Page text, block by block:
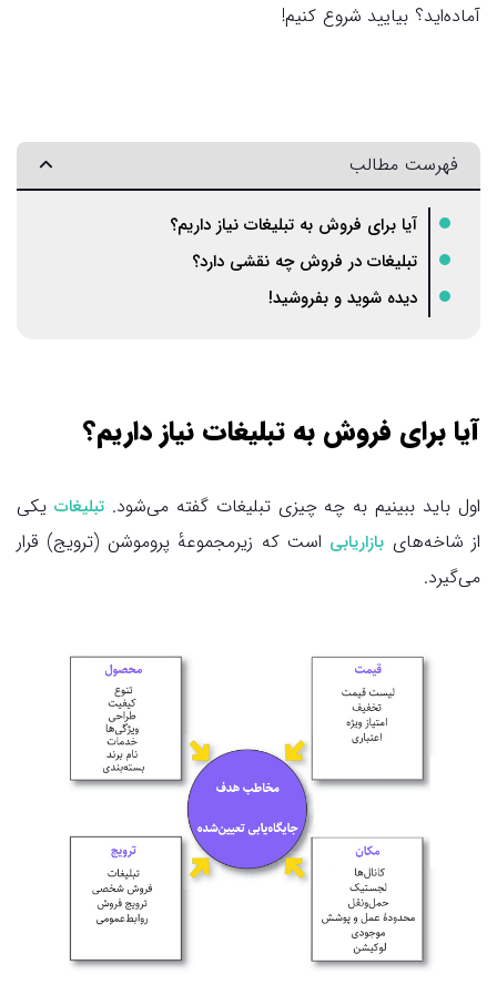
آماده‌اید؟ بیایید شروع کنیم!
فهرست مطالب
آیا برای فروش به تبلیغات نیاز داریم؟
تبلیغات در فروش چه نقشی دارد؟
دیده شوید و بفروشید!
آیا برای فروش به تبلیغات نیاز داریم؟
اول باید ببینیم به چه چیزی تبلیغات گفته می‌شود.تبلیغات یکی
از شاخه‌های بازاریابی است که زیرمجموعهٔ پروموشن (ترویج) قرار
می‌گیرد.